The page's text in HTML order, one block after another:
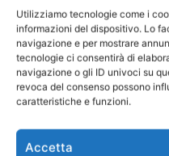
Utilizziamo tecnologie come i
informazioni del dispositivo. Lo
navigazione e per mostrare
tecnologie ci consentirà di
navigazione o gli ID univoci su
revoca del consenso possono
caratteristiche e funzioni.
Accetta